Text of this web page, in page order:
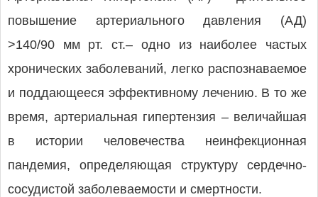
повышение артериального давления (АД)
>140/90 мм рт. ст.– одно из наиболее частых
хронических заболеваний, легко распознаваемое
и поддающееся эффективному лечению. В то же
время, артериальная гипертензия – величайшая
в истории человечества неинфекционная
пандемия, определяющая структуру сердечно-
сосудистой заболеваемости и смертности.